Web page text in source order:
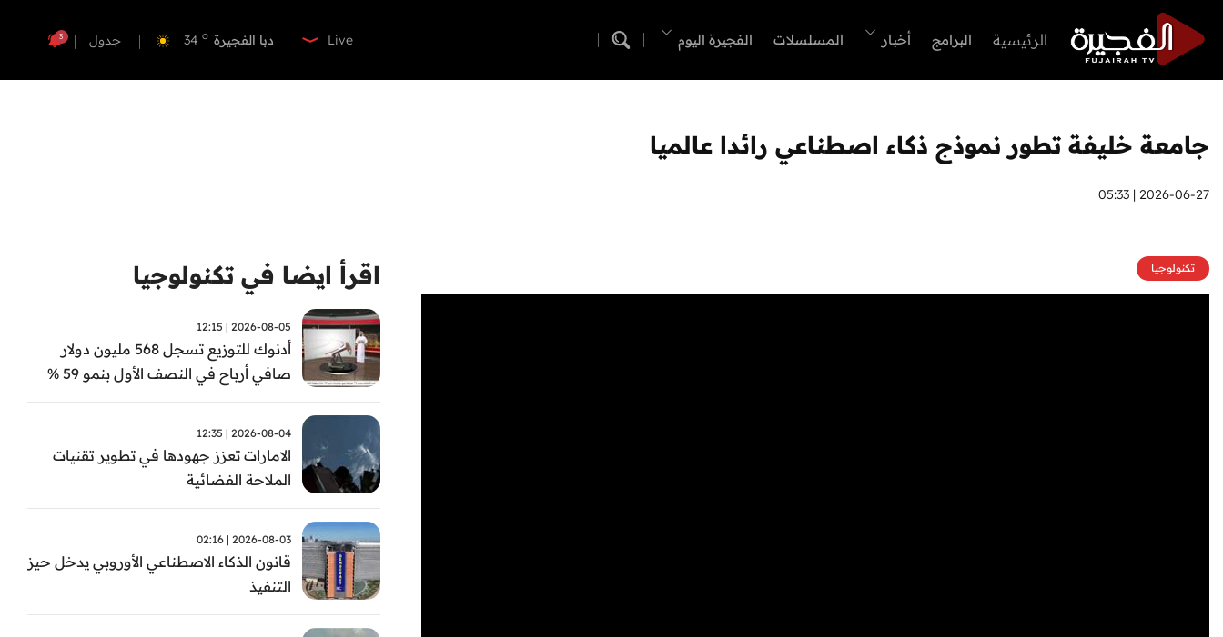
الرئيسية البرامج أخبار المسلسلات الفجيرة اليوم Live دبا الفجيرة 34 o جدول 3
جامعة خليفة تطور نموذج ذكاء اصطناعي رائدا عالميا
2026-06-27 | 05:33
تكنولوجيا اقرأ ايضا في تكنولوجيا
2026-08-05 | 12:15
أدنوك للتوزيع تسجل 568 مليون دولار
صافي أرباح في النصف الأول بنمو 59 %
2026-08-04 | 12:35
الامارات تعزز جهودها في تطوير تقنيات
الملاحة الفضائية
2026-08-03 | 02:16
قانون الذكاء الاصطناعي الأوروبي يدخل حيز
التنفيذ